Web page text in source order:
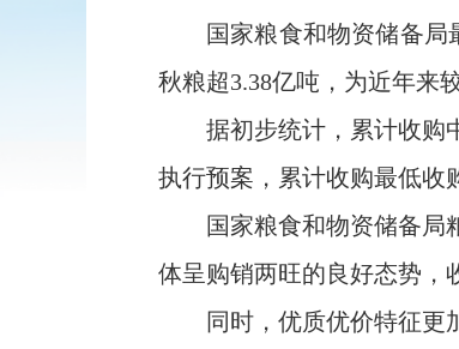
国家粮食和物资储备
秋粮超3.38亿吨，为近年来
据初步统计，累计收购
执行预案，累计收购最低收
国家粮食和物资储备局
体呈购销两旺的良好态势，
同时，优质优价特征更